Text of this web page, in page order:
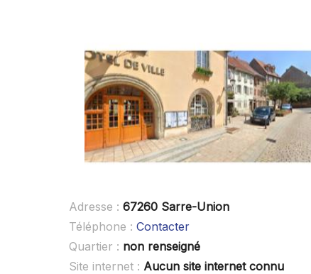
Adresse : 67260 Sarre-Union
Téléphone : Contacter
Quartier : non renseigné
Site internet : Aucun site internet connu